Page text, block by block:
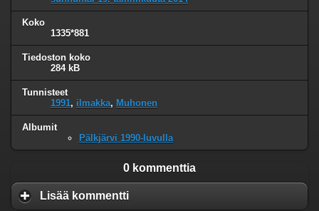
Koko
1335*881
Tiedoston koko
284 kB
Tunnisteet
1991, ilmakka, Muhonen
Albumit
Pälkjärvi 1990-luvulla
0 kommenttia
Lisää kommentti